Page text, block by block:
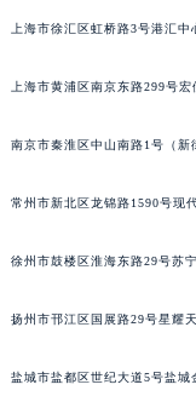
上海市徐汇区虹桥路3号港汇中
上海市黄浦区南京东路299号宏
南京市秦淮区中山南路1号（新
常州市新北区龙锦路1590号现
徐州市鼓楼区淮海东路29号苏
扬州市邗江区国展路29号星耀
盐城市盐都区世纪大道5号盐城